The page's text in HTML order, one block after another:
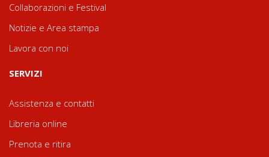
Collaborazioni e Festival
Notizie e Area stampa
Lavora con noi
SERVIZI
Assistenza e contatti
Libreria online
Prenota e ritira